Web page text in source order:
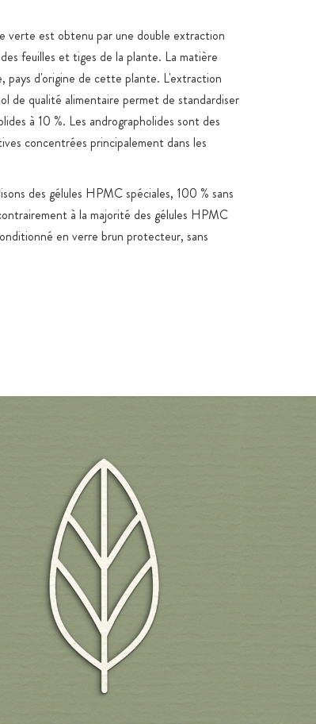
est obtenu par une double extraction
feuilles et tiges de la plante. La matière
pays d'origine de cette plante. L'extraction
de qualité alimentaire permet de standardiser
à 10 %. Les andrographolides sont des
concentrées principalement dans les
des gélules HPMC spéciales, 100 % sans
à la majorité des gélules HPMC
en verre brun protecteur, sans